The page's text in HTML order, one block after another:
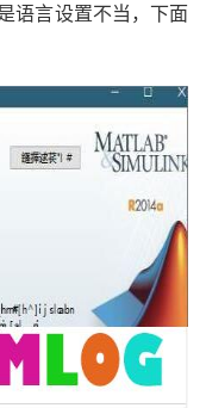
语言设置不当，下面